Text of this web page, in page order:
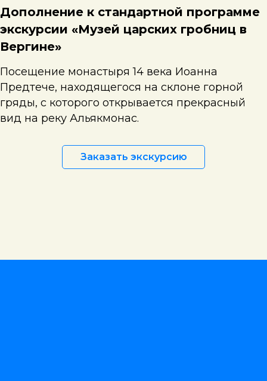
Дополнение к стандартной программе
экскурсии «Музей царских гробниц в
Вергине»
Посещение монастыря 14 века Иоанна
Предтече, находящегося на склоне горной
гряды, с которого открывается прекрасный
вид на реку Альякмонас.
Заказать экскурсию